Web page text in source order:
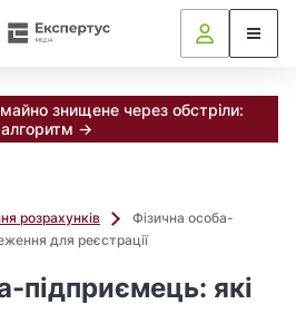
майно знищене через обстріли:
алгоритм →
розрахунків
Фізична особа-
для реєстрації
підприємець: які